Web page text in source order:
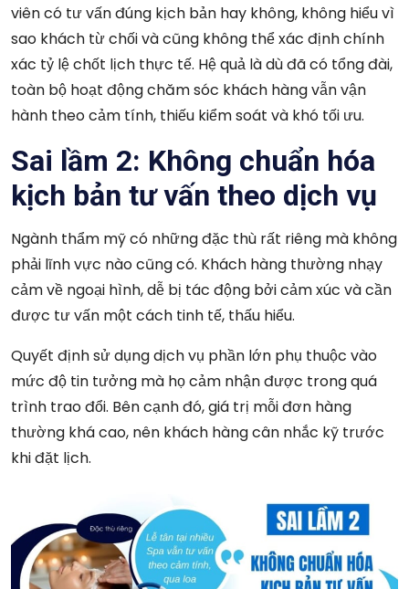
viên có tư vấn đúng kịch bản hay không, không hiểu vì
sao khách từ chối và cũng không thể xác định chính
xác tỷ lệ chốt lịch thực tế. Hệ quả là dù đã có tổng đài,
toàn bộ hoạt động chăm sóc khách hàng vẫn vận
hành theo cảm tính, thiếu kiểm soát và khó tối ưu.
Sai lầm 2: Không chuẩn hóa
kịch bản tư vấn theo dịch vụ
Ngành thẩm mỹ có những đặc thù rất riêng mà không
phải lĩnh vực nào cũng có. Khách hàng thường nhạy
cảm về ngoại hình, dễ bị tác động bởi cảm xúc và cần
được tư vấn một cách tinh tế, thấu hiểu.
Quyết định sử dụng dịch vụ phần lớn phụ thuộc vào
mức độ tin tưởng mà họ cảm nhận được trong quá
trình trao đổi. Bên cạnh đó, giá trị mỗi đơn hàng
thường khá cao, nên khách hàng cân nhắc kỹ trước
khi đặt lịch.